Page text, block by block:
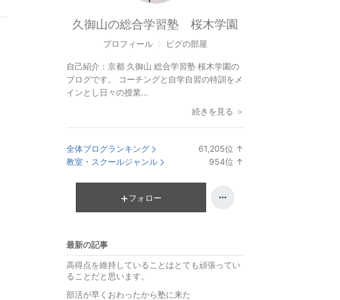
久御山の総合学習塾 桜木学園
プロフィール ピグの部屋
自己紹介： 京都 久御山 総合学習塾 桜木学園の
ブログです。 コーチングと自学自習の特訓をメ
インとし日々の授業...
続きを見る ＞
全体ブログランキング 61,205位 ↑
教室・スクールジャンル 954位 ↑
フォロー
最新の記事
高得点を維持していることはとても頑張ってい
ることだと思います。
部活が早くおわったから塾に来た